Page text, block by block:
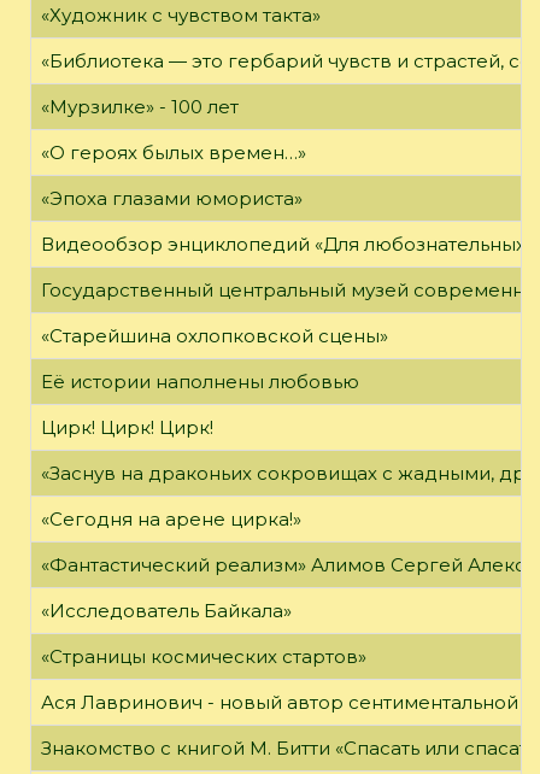
«Художник с чувством такта»
«Библиотека — это гербарий чувств и страстей,
«Мурзилке» - 100 лет
«О героях былых времен…»
«Эпоха глазами юмориста»
Видеообзор энциклопедий «Для любознательных»
Государственный центральный музей
«Старейшина охлопковской сцены»
Её истории наполнены любовью
Цирк! Цирк! Цирк!
«Заснув на драконьих сокровищах с жадными,
«Сегодня на арене цирка!»
«Фантастический реализм» Алимов Сергей
«Исследователь Байкала»
«Страницы космических стартов»
Ася Лавринович - новый автор сентиментальной
Знакомство с книгой М. Битти «Спасать или